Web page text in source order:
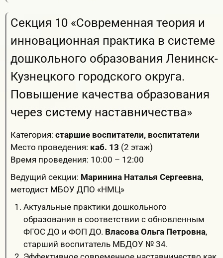
Секция 10 «Современная теория и
инновационная практика в системе
дошкольного образования Ленинск-
Кузнецкого городского округа.
Повышение качества образования
через систему наставничества»
Категория: старшие воспитатели, воспитатели
Место проведения: каб. 13 (2 этаж)
Время проведения: 10:00 – 12:00
Ведущий секции: Маринина Наталья Сергеевна,
методист МБОУ ДПО «НМЦ»
Актуальные практики дошкольного
образования в соответствии с обновленным
ФГОС ДО и ФОП ДО. Власова Ольга Петровна,
старший воспитатель МБДОУ № 34.